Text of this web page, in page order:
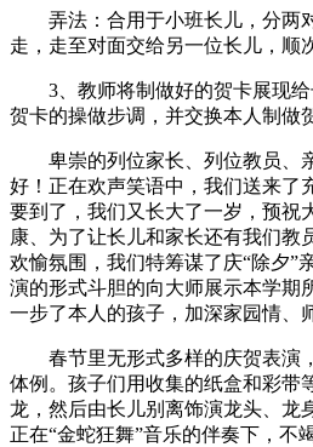
弄法：合用于小班长儿，分两
走，走至对面交给另一位长儿，顺
3、教师将制做好的贺卡展现给
贺卡的操做步调，并交换本人制做
卑崇的列位家长、列位教员、
好！正在欢声笑语中，我们送来了
要到了，我们又长大了一岁，预祝
康、为了让长儿和家长还有我们教
欢愉氛围，我们特筹谋了庆“除夕”
演的形式斗胆的向大师展示本学期
一步了本人的孩子，加深家园情、
春节里无形式多样的庆贺表演
体例。孩子们用收集的纸盒和彩带
龙，然后由长儿别离饰演龙头、龙
正在“金蛇狂舞”音乐的伴奏下，不